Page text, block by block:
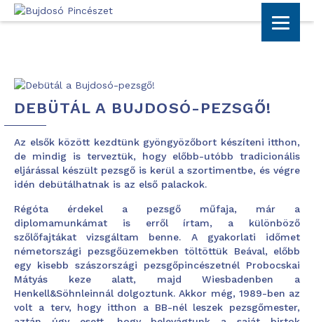
DEBÜTÁL A BUJDOSÓ-PEZSGŐ!
Az elsők között kezdtünk gyöngyözőbort készíteni itthon,
de mindig is terveztük, hogy előbb-utóbb tradicionális
eljárással készült pezsgő is kerül a szortimentbe, és végre
idén debütálhatnak is az első palackok.
Régóta érdekel a pezsgő műfaja, már a
diplomamunkámat is erről írtam, a különböző
szőlőfajtákat vizsgáltam benne. A gyakorlati időmet
németországi pezsgőüzemekben töltöttük Beával, előbb
egy kisebb szászországi pezsgőpincészetnél Probocskai
Mátyás keze alatt, majd Wiesbadenben a
Henkell&Söhnleinnál dolgoztunk. Akkor még, 1989-ben az
volt a terv, hogy itthon a BB-nél leszek pezsgőmester,